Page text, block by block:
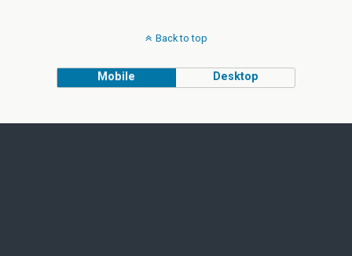
Back to top
Mobile Desktop